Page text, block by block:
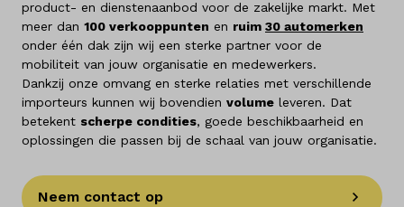
Nederland
Taal
Nederlands
product- en dienstenaanbod voor de zakelijke markt. Met
meer dan 100 verkooppunten en ruim 30 automerken
onder één dak zijn wij een sterke partner voor de
mobiliteit van jouw organisatie en medewerkers.
Dankzij onze omvang en sterke relaties met verschillende
importeurs kunnen wij bovendien volume leveren. Dat
betekent scherpe condities, goede beschikbaarheid en
oplossingen die passen bij de schaal van jouw organisatie.
Neem contact op